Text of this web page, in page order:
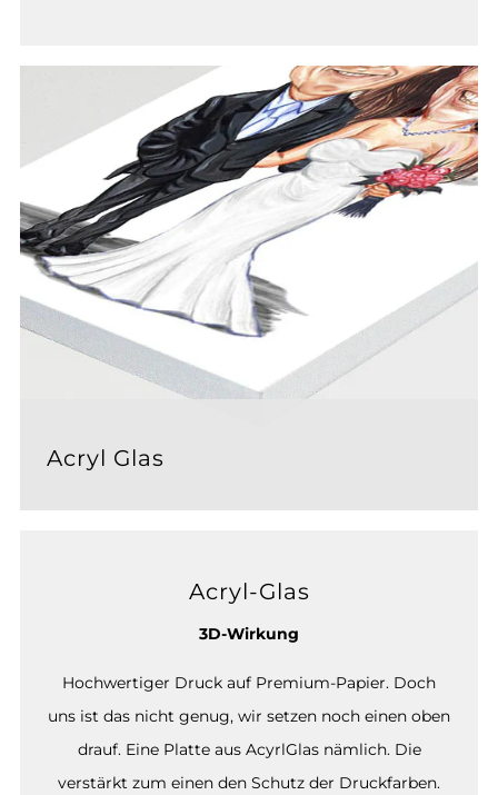
Acryl Glas
Acryl-Glas
3D-Wirkung
Hochwertiger Druck auf Premium-Papier. Doch
uns ist das nicht genug, wir setzen noch einen oben
drauf. Eine Platte aus AcyrlGlas nämlich. Die
verstärkt zum einen den Schutz der Druckfarben.